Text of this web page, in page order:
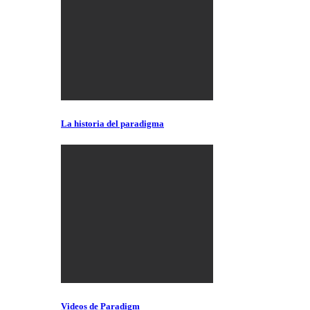
La historia del paradigma
Videos de Paradigm